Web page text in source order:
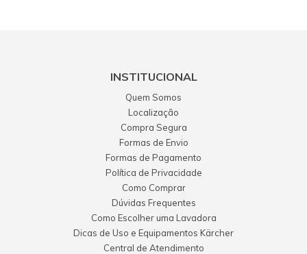
INSTITUCIONAL
Quem Somos
Localização
Compra Segura
Formas de Envio
Formas de Pagamento
Política de Privacidade
Como Comprar
Dúvidas Frequentes
Como Escolher uma Lavadora
Dicas de Uso e Equipamentos Kärcher
Central de Atendimento